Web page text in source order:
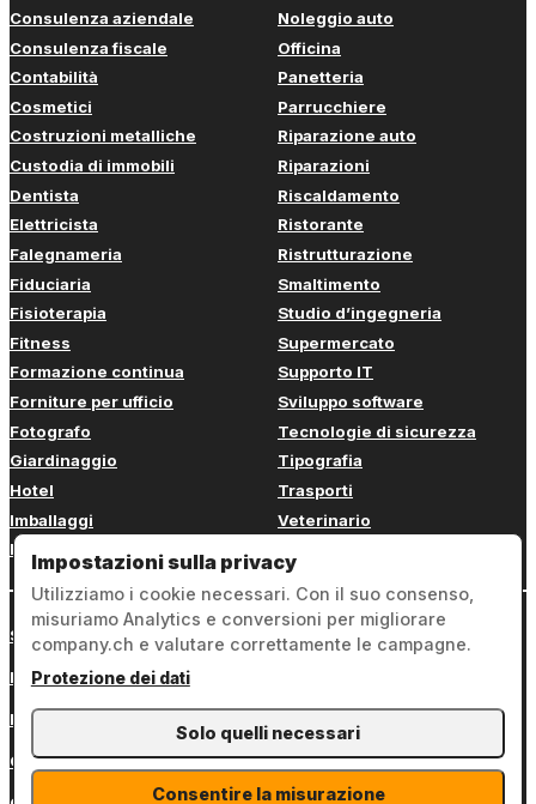
Consulenza aziendale
Consulenza fiscale
Contabilità
Cosmetici
Costruzioni metalliche
Custodia di immobili
Dentista
Elettricista
Falegnameria
Fiduciaria
Fisioterapia
Fitness
Formazione continua
Forniture per ufficio
Fotografo
Giardinaggio
Hotel
Imballaggi
Imbianchino
Noleggio auto
Officina
Panetteria
Parrucchiere
Riparazione auto
Riparazioni
Riscaldamento
Ristorante
Ristrutturazione
Smaltimento
Studio d’ingegneria
Supermercato
Supporto IT
Sviluppo software
Tecnologie di sicurezza
Tipografia
Trasporti
Veterinario
Sign in
Note legali
Protezione dei dati
Condizioni generali
Impostazioni sulla privacy
Utilizziamo i cookie necessari. Con il suo consenso,
misuriamo Analytics e conversioni per migliorare
company.ch e valutare correttamente le campagne.
Protezione dei dati
Solo quelli necessari
Consentire la misurazione